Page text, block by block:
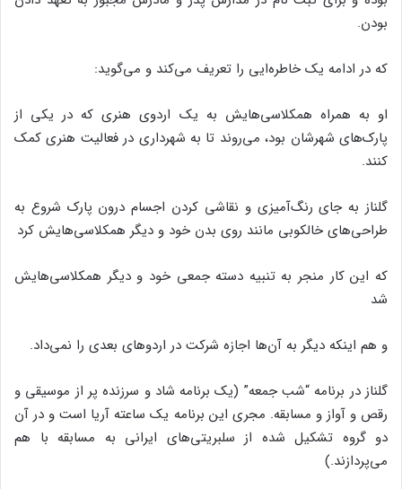
بودن.
که در ادامه یک خاطره‌ایی را تعریف می‌کند و می‌گوید:
او به همراه همکلاسی‌هایش به یک اردوی هنری که در یکی از
پارک‌های شهرشان بود، می‌روند تا به شهرداری در فعالیت هنری کمک
کنند.
گلناز به جای رنگ‌آمیزی و نقاشی کردن اجسام درون پارک شروع به
طراحی‌های خالکوبی مانند روی بدن خود و دیگر همکلاسی‌هایش کرد
که این کار منجر به تنبیه دسته جمعی خود و دیگر همکلاسی‌هایش
شد
و هم اینکه دیگر به آن‌ها اجازه شرکت در اردوهای بعدی را نمی‌داد.
گلناز در برنامه “شب جمعه” (یک برنامه شاد و سرزنده پر از موسیقی و
رقص و آواز و مسابقه. مجری این برنامه یک ساعته آریا است و در آن
دو گروه تشکیل شده‌ از سلبریتی‌های ایرانی به مسابقه با هم
می‌پردازند.)